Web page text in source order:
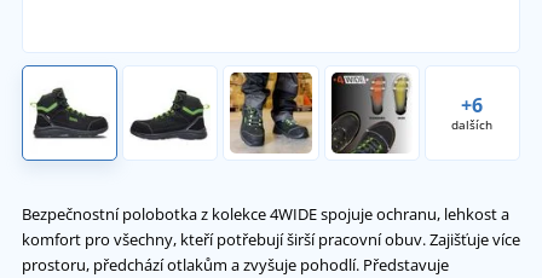
+6
dalších
Bezpečnostní polobotka z kolekce 4WIDE spojuje ochranu, lehkost a
komfort pro všechny, kteří potřebují širší pracovní obuv. Zajišťuje více
prostoru, předchází otlakům a zvyšuje pohodlí. Představuje